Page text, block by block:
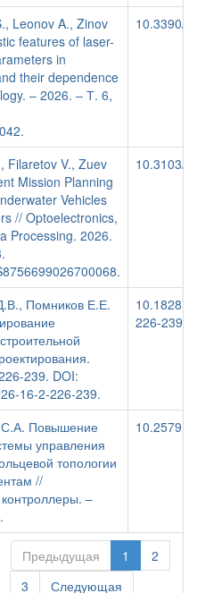
Leonov A., Zinov
features of laser-
in
their dependence
– 2026. – Т. 6,
10.3390/
Filaretov V., Zuev
Mission Planning
Vehicles
// Optoelectronics,
Processing. 2026.
10.3103/
Помников Е.Е.
239. DOI:
16-2-226-239.
226-239
Повышение
управления
топологии
//
–
Предыдущая 1
2
3
Следующая